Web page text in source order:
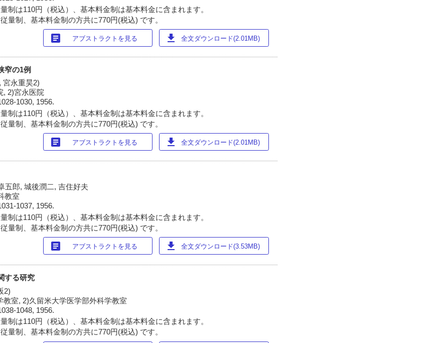
制は110円（税込）、基本料金制は基本料金に含まれます。
量制、基本料金制の方共に770円(税込) です。
article アブストラクトを見る download 全文ダウンロード(2.01MB)
窄の1例
宮永重昊2)
, 2)宮永医院
1030, 1956.
制は110円（税込）、基本料金制は基本料金に含まれます。
量制、基本料金制の方共に770円(税込) です。
article アブストラクトを見る download 全文ダウンロード(2.01MB)
五郎, 城後潤二, 吉住好夫
教室
1037, 1956.
制は110円（税込）、基本料金制は基本料金に含まれます。
量制、基本料金制の方共に770円(税込) です。
article アブストラクトを見る download 全文ダウンロード(3.53MB)
する研究
2)
教室, 2)久留米大学医学部外科学教室
1048, 1956.
制は110円（税込）、基本料金制は基本料金に含まれます。
量制、基本料金制の方共に770円(税込) です。